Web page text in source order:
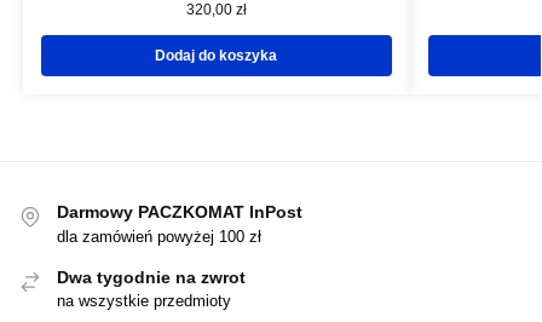
320,00 zł
Dodaj do koszyka
Darmowy PACZKOMAT InPost
dla zamówień powyżej 100 zł
Dwa tygodnie na zwrot
na wszystkie przedmioty